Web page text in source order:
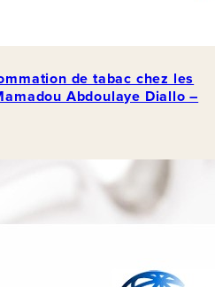
de tabac chez les
Abdoulaye Diallo –